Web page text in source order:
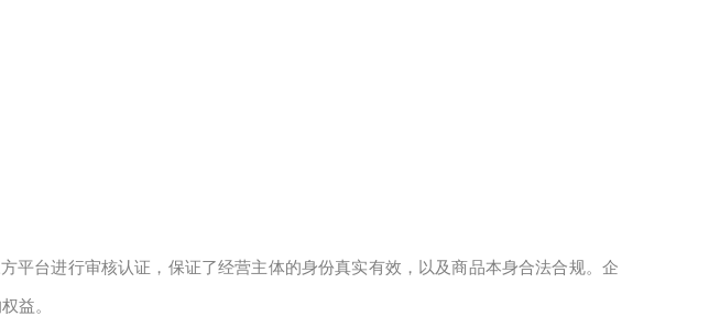
台进行审核认证，保证了经营主体的身份真实有效，以及商品本身合法合规。企
益。